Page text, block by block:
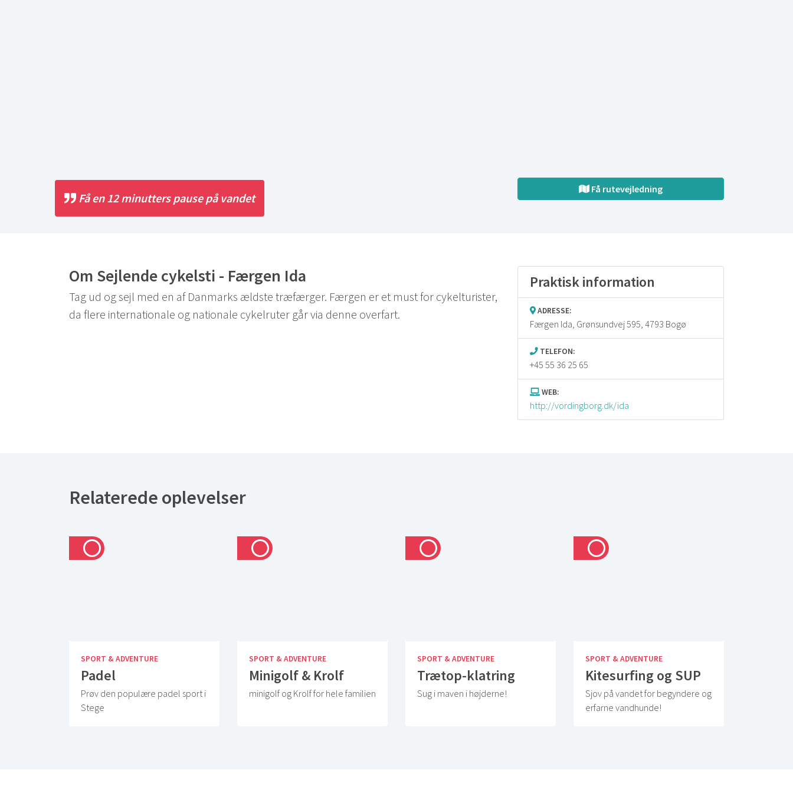
Få en 12 minutters pause på vandet
Få rutevejledning
Om Sejlende cykelsti - Færgen Ida
Tag ud og sejl med en af Danmarks ældste træfærger. Færgen er et must for cykelturister,
da flere internationale og nationale cykelruter går via denne overfart.
Praktisk information
ADRESSE:
Færgen Ida, Grønsundvej 595, 4793 Bogø
TELEFON:
+45 55 36 25 65
WEB:
http://vordingborg.dk/ida
Relaterede oplevelser
SPORT & ADVENTURE
Padel
Prøv den populære padel sport i
Stege
SPORT & ADVENTURE
Minigolf & Krolf
minigolf og Krolf for hele familien
SPORT & ADVENTURE
Trætop-klatring
Sug i maven i højderne!
SPORT & ADVENTURE
Kitesurfing og SUP
Sjov på vandet for begyndere og
erfarne vandhunde!